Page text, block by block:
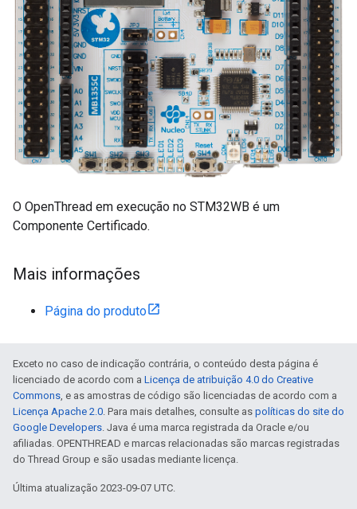
O OpenThread em execução no STM32WB é um
Componente Certificado.
Mais informações
Página do produto
Exceto no caso de indicação contrária, o conteúdo desta página é
licenciado de acordo com a Licença de atribuição 4.0 do Creative
Commons, e as amostras de código são licenciadas de acordo com a
Licença Apache 2.0. Para mais detalhes, consulte as políticas do site do
Google Developers. Java é uma marca registrada da Oracle e/ou
afiliadas. OPENTHREAD e marcas relacionadas são marcas registradas
do Thread Group e são usadas mediante licença.
Última atualização 2023-09-07 UTC.